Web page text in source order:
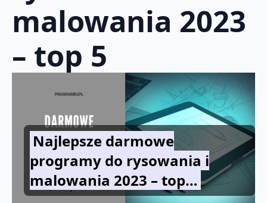
malowania 2023
– top 5
Najlepsze darmowe
programy do rysowania i
malowania 2023 – top…